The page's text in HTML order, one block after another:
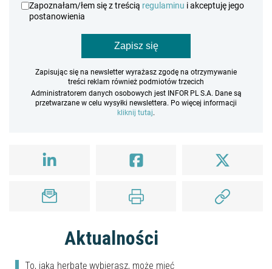
Zapoznałam/łem się z treścią regulaminu i akceptuję jego
postanowienia
Zapisz się
Zapisując się na newsletter wyrażasz zgodę na otrzymywanie
treści reklam również podmiotów trzecich
Administratorem danych osobowych jest INFOR PL S.A. Dane są
przetwarzane w celu wysyłki newslettera. Po więcej informacji
kliknij tutaj.
Aktualności
To, jaką herbatę wybierasz, może mieć